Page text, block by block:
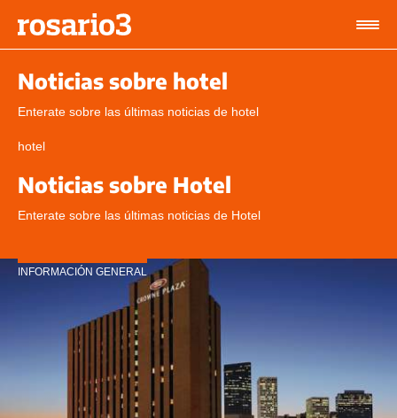
Noticias sobre hotel
Enterate sobre las últimas noticias de hotel
hotel
Noticias sobre Hotel
Enterate sobre las últimas noticias de Hotel
INFORMACIÓN GENERAL